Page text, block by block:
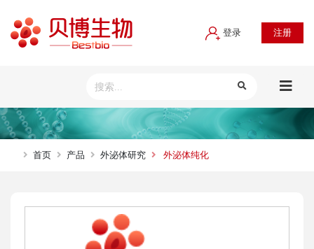
登录 注册
首页 产品 外泌体研究 外泌体纯化